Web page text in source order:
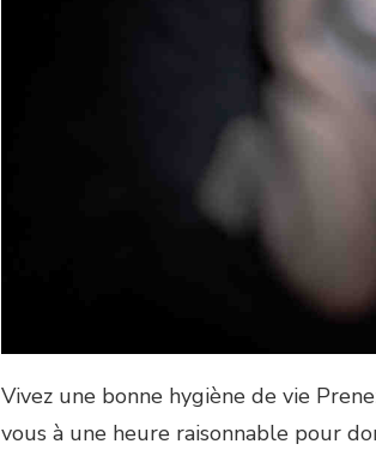
Vivez une bonne hygiène de vie
vous à une heure raisonnable pour